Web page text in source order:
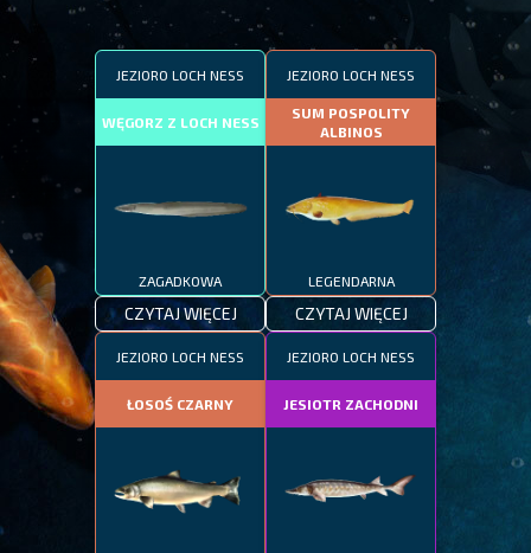
JEZIORO LOCH NESS
WĘGORZ Z LOCH NESS
ZAGADKOWA
CZYTAJ WIĘCEJ
JEZIORO LOCH NESS
SUM POSPOLITY
ALBINOS
LEGENDARNA
CZYTAJ WIĘCEJ
JEZIORO LOCH NESS
ŁOSOŚ CZARNY
JEZIORO LOCH NESS
JESIOTR ZACHODNI